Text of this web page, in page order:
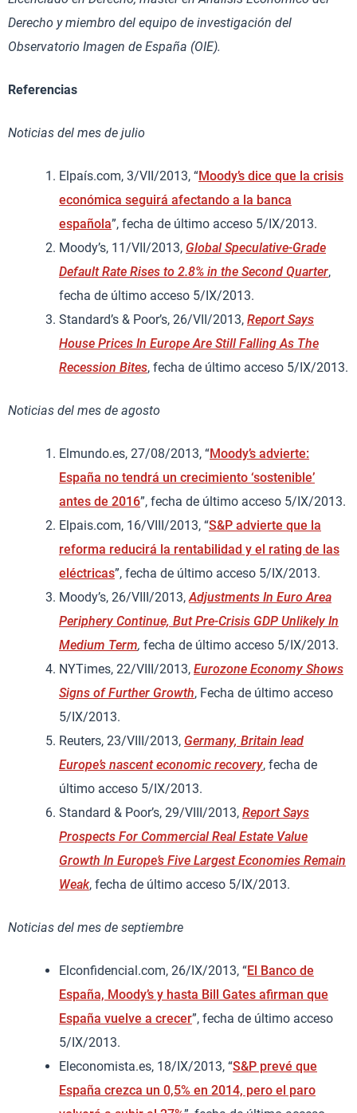
Derecho y miembro del equipo de investigación del
Observatorio Imagen de España (OIE).
Referencias
Noticias del mes de julio
Elpaís.com, 3/VII/2013, “Moody’s dice que la crisis
económica seguirá afectando a la banca
española”, fecha de último acceso 5/IX/2013.
Moody’s, 11/VII/2013, Global Speculative-Grade
Default Rate Rises to 2.8% in the Second Quarter,
fecha de último acceso 5/IX/2013.
Standard’s & Poor’s, 26/VII/2013, Report Says
House Prices In Europe Are Still Falling As The
Recession Bites, fecha de último acceso 5/IX/2013.
Noticias del mes de agosto
Elmundo.es, 27/08/2013, “Moody’s advierte:
España no tendrá un crecimiento ‘sostenible’
antes de 2016”, fecha de último acceso 5/IX/2013.
Elpais.com, 16/VIII/2013, “S&P advierte que la
reforma reducirá la rentabilidad y el rating de las
eléctricas”, fecha de último acceso 5/IX/2013.
Moody’s, 26/VIII/2013, Adjustments In Euro Area
Periphery Continue, But Pre-Crisis GDP Unlikely In
Medium Term, fecha de último acceso 5/IX/2013.
NYTimes, 22/VIII/2013, Eurozone Economy Shows
Signs of Further Growth, Fecha de último acceso
5/IX/2013.
Reuters, 23/VIII/2013, Germany, Britain lead
Europe’s nascent economic recovery, fecha de
último acceso 5/IX/2013.
Standard & Poor’s, 29/VIII/2013, Report Says
Prospects For Commercial Real Estate Value
Growth In Europe’s Five Largest Economies Remain
Weak, fecha de último acceso 5/IX/2013.
Noticias del mes de septiembre
Elconfidencial.com, 26/IX/2013, “El Banco de
España, Moody’s y hasta Bill Gates afirman que
España vuelve a crecer”, fecha de último acceso
5/IX/2013.
Eleconomista.es, 18/IX/2013, “S&P prevé que
España crezca un 0,5% en 2014, pero el paro